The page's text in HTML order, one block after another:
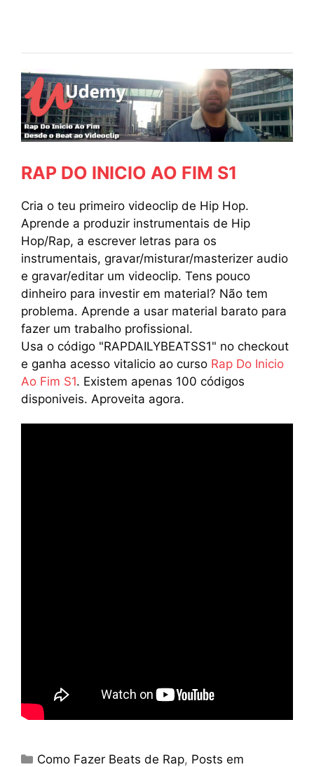
RAP DO INICIO AO FIM S1
Cria o teu primeiro videoclip de Hip Hop.
Aprende a produzir instrumentais de Hip
Hop/Rap, a escrever letras para os
instrumentais, gravar/misturar/masterizer audio
e gravar/editar um videoclip. Tens pouco
dinheiro para investir em material? Não tem
problema. Aprende a usar material barato para
fazer um trabalho profissional.
Usa o código "RAPDAILYBEATSS1" no checkout
e ganha acesso vitalicio ao curso Rap Do Inicio
Ao Fim S1. Existem apenas 100 códigos
disponiveis. Aproveita agora.
Categories
Como Fazer Beats de Rap, Posts em